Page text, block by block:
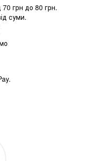
грн до 80 грн.
суми.
.